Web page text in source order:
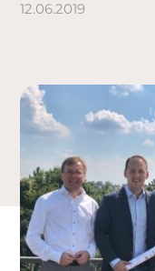
12.06.2019